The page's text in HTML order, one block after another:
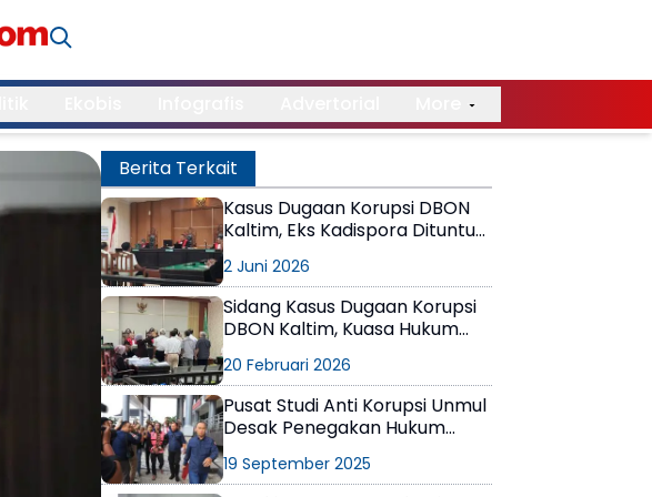
Berita Terkait
Kasus Dugaan Korupsi DBON
Kaltim, Eks Kadispora Dituntut
Pembela Minta Terdakwa
Harus Bebas
2 Juni 2026
Sidang Kasus Dugaan Korupsi
DBON Kaltim, Kuasa Hukum
Tak Pernah Terlibat
20 Februari 2026
Pusat Studi Anti Korupsi Unmul
Desak Penegakan Hukum
Pengelolaan Dana DBON
19 September 2025